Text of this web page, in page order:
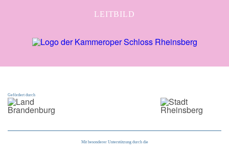
LEITBILD
Gefördert durch
Mit besonderer Unterstützung durch die